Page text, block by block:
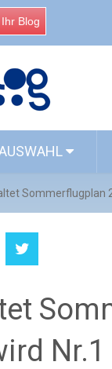
Blog
Sommerflugplan
Nr.1